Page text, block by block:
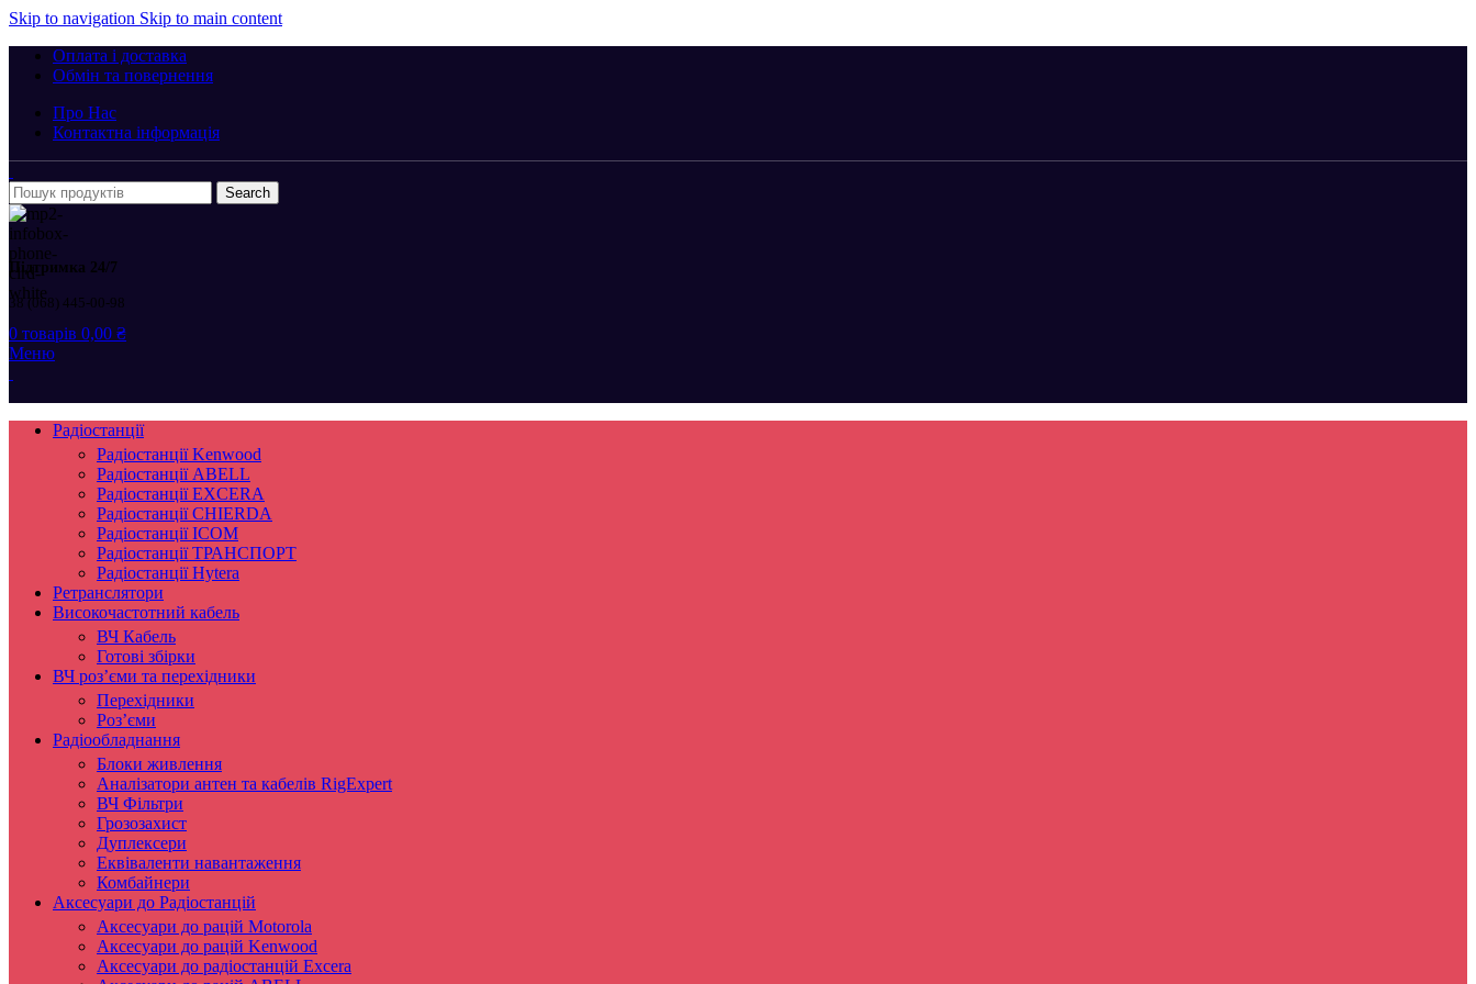
Skip to navigation Skip to main content
Оплата і доставка
Обмін та повернення
Про Нас
Контактна інформація
Search
Підтримка 24/7
38 (068) 445-00-98
0 товарів 0,00 ₴
Меню
Радіостанції
Радіостанції Kenwood
Радіостанції ABELL
Радіостанції EXCERA
Радіостанції CHIERDA
Радіостанції ICOM
Радіостанції ТРАНСПОРТ
Радіостанції Hytera
Ретранслятори
Високочастотний кабель
ВЧ Кабель
Готові збірки
ВЧ роз’єми та перехідники
Перехідники
Роз’єми
Радіообладнання
Блоки живлення
Аналізатори антен та кабелів RigExpert
ВЧ Фільтри
Грозозахист
Дуплексери
Еквіваленти навантаження
Комбайнери
Аксесуари до Радіостанцій
Аксесуари до рацій Motorola
Аксесуари до рацій Kenwood
Аксесуари до радіостанцій Excera